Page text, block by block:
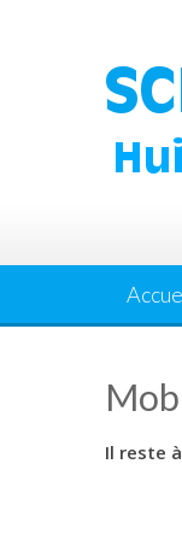
Il reste